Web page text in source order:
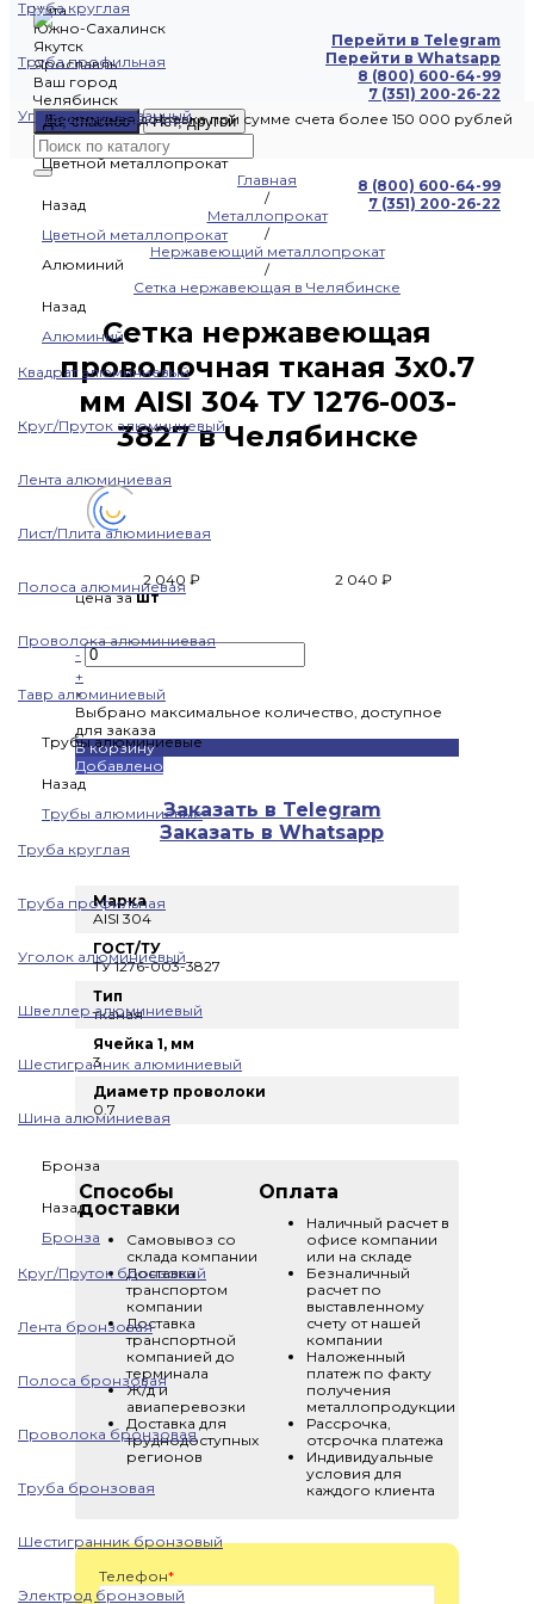
Чита
Южно-Сахалинск
Якутск
Ярославль
Ваш город
Челябинск
Да, спасибо
Нет, другой
8 (800) 600-64-99
7 (351) 200-26-22
Перейти в Telegram
Перейти в Whatsapp
8 (800) 600-64-99
7 (351) 200-26-22
Труба круглая
Труба профильная
Уголок оцинкованный
Цветной металлопрокат
Назад
Цветной металлопрокат
Алюминий
Назад
Алюминий
Квадрат алюминиевый
Круг/Пруток алюминиевый
Лента алюминиевая
Лист/Плита алюминиевая
Полоса алюминиевая
Проволока алюминиевая
Тавр алюминиевый
Трубы алюминиевые
Назад
Трубы алюминиевые
Труба круглая
Труба профильная
Уголок алюминиевый
Швеллер алюминиевый
Шестигранник алюминиевый
Шина алюминиевая
Бронза
Назад
Бронза
Круг/Пруток бронзовый
Лента бронзовая
Полоса бронзовая
Проволока бронзовая
Труба бронзовая
Шестигранник бронзовый
Электрод бронзовый
Бесплатная доставка при сумме счета более 150 000 рублей
Главная
/
Металлопрокат
/
Нержавеющий металлопрокат
/
Сетка нержавеющая в Челябинске
Сетка нержавеющая
проволочная тканая 3х0.7
мм AISI 304 ТУ 1276-003-
3827 в Челябинске
2 040 ₽
2 040 ₽
цена зашт
-
+
×
Выбрано максимальное количество, доступное
для заказа
В корзину
Добавлено
Заказать в Telegram
Заказать в Whatsapp
Марка
AISI 304
ГОСТ/ТУ
ТУ 1276-003-3827
Тип
тканая
Ячейка 1, мм
3
Диаметр проволоки
0.7
Способы
доставки
Самовывоз со
склада компании
Доставка
транспортом
компании
Доставка
транспортной
компанией до
терминала
Ж/д и
авиаперевозки
Доставка для
труднодоступных
регионов
Оплата
Наличный расчет в
офисе компании
или на складе
Безналичный
расчет по
выставленному
счету от нашей
компании
Наложенный
платеж по факту
получения
металлопродукции
Рассрочка,
отсрочка платежа
Индивидуальные
условия для
каждого клиента
Телефон*